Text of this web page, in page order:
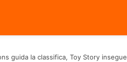
guida la classifica, Toy Story insegue